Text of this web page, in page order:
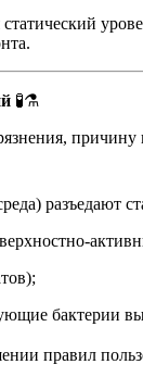
🧪⚗️
бактерии
правил